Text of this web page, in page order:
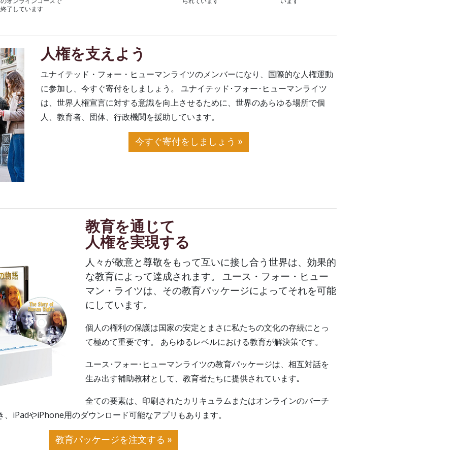
終了しています
人権を支えよう
ユナイテッド・フォー・ヒューマンライツのメンバーになり、国際的な人権運動
に参加し、今すぐ寄付をしましょう。 ユナイテッド･フォー･ヒューマンライツ
は、世界人権宣言に対する意識を向上させるために、世界のあらゆる場所で個
人、教育者、団体、行政機関を援助しています。
今すぐ寄付をしましょう »
教育を通じて
人権を実現する
人々が敬意と尊敬をもって互いに接し合う世界は、効果的
な教育によって達成されます。 ユース・フォー・ヒュー
マン・ライツは、その教育パッケージによってそれを可能
にしています。
個人の権利の保護は国家の安定とまさに私たちの文化の存続にとっ
て極めて重要です。 あらゆるレベルにおける教育が解決策です。
ユース･フォー･ヒューマンライツの教育パッケージは、相互対話を
生み出す補助教材として、教育者たちに提供されています｡
全ての要素は、印刷されたカリキュラムまたはオンラインのバーチ
iPadやiPhone用のダウンロード可能なアプリもあります。
教育パッケージを注文する »